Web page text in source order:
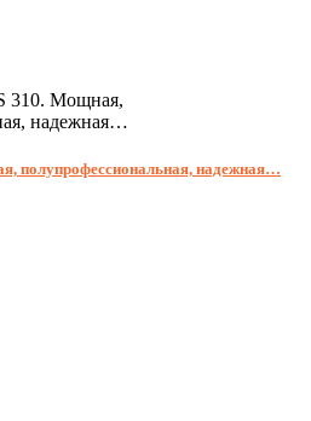
полупрофессиональная, надежная…